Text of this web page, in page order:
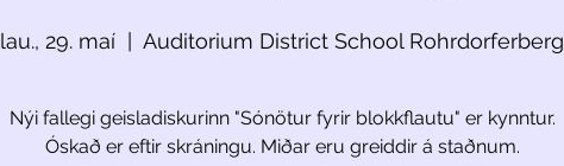
lau., 29. maí
  |
Auditorium District School Rohrdorferberg
Nýi fallegi geisladiskurinn "Sónötur fyrir blokkflautu" er kynntur.
Óskað er eftir skráningu. Miðar eru greiddir á staðnum.